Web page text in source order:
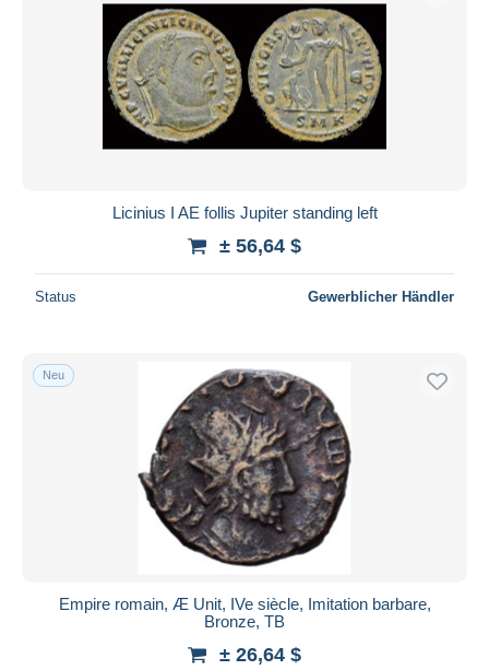
Licinius I AE follis Jupiter standing left
± 56,64 $
Status Gewerblicher Händler
Neu
Empire romain, Æ Unit, IVe siècle, Imitation barbare,
Bronze, TB
± 26,64 $